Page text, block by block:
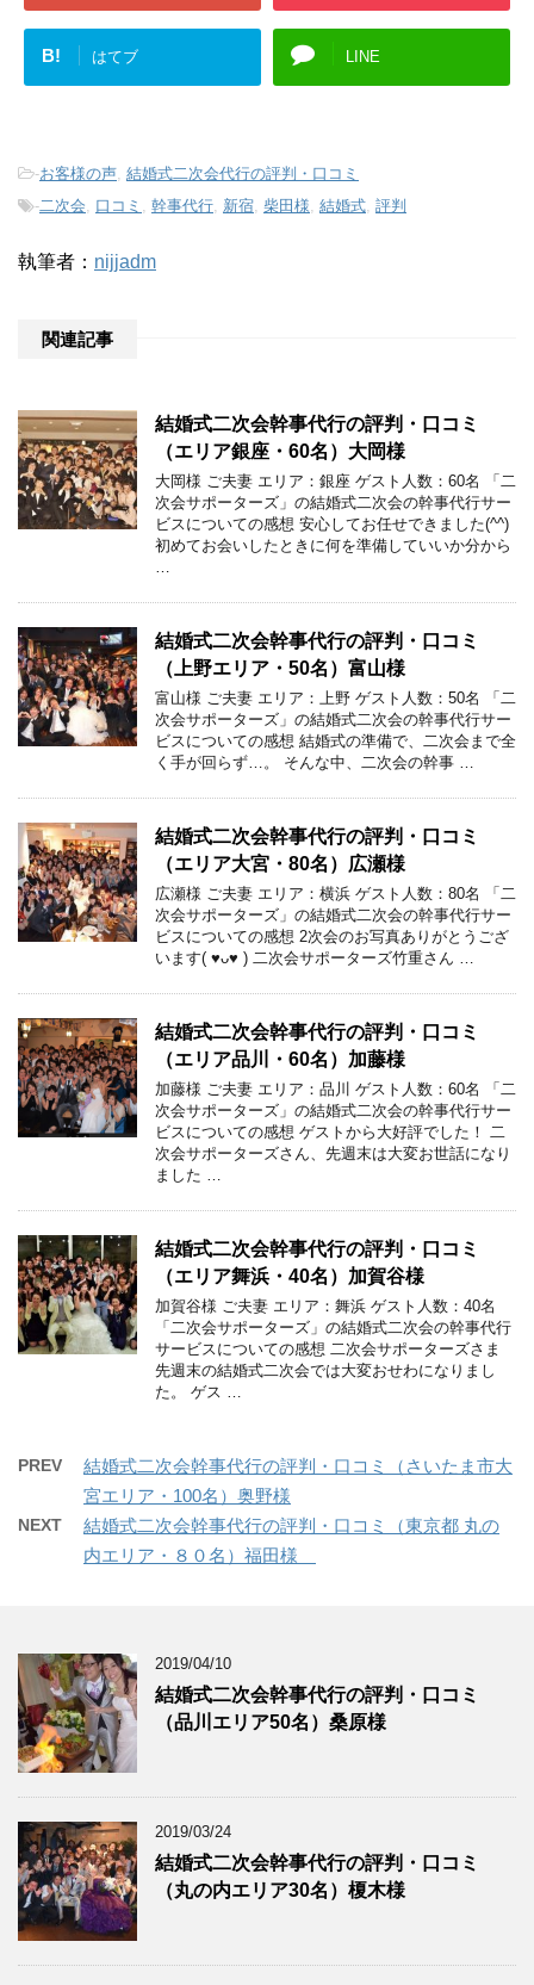
B! はてブ LINE
-お客様の声 結婚式二次会代行の評判・口コミ
-二次会 口コミ 幹事代行 新宿 柴田様 結婚式 評判
執筆者： nijjadm
関連記事
結婚式二次会幹事代行の評判・口コミ
（エリア銀座・60名）大岡様
大岡様 ご夫妻 エリア：銀座 ゲスト人数：60名 「二
次会サポーターズ」の結婚式二次会の幹事代行サー
ビスについての感想 安心してお任せできました(^^)
初めてお会いしたときに何を準備していいか分から
結婚式二次会幹事代行の評判・口コミ
（上野エリア・50名）富山様
富山様 ご夫妻 エリア：上野 ゲスト人数：50名 「二
次会サポーターズ」の結婚式二次会の幹事代行サー
ビスについての感想 結婚式の準備で、二次会まで全
く手が回らず…。 そんな中、二次会の幹事 …
結婚式二次会幹事代行の評判・口コミ
（エリア大宮・80名）広瀬様
広瀬様 ご夫妻 エリア：横浜 ゲスト人数：80名 「二
次会サポーターズ」の結婚式二次会の幹事代行サー
ビスについての感想 2次会のお写真ありがとうござ
います( ♥︎ᴗ♥︎ ) 二次会サポーターズ竹重さん …
結婚式二次会幹事代行の評判・口コミ
（エリア品川・60名）加藤様
加藤様 ご夫妻 エリア：品川 ゲスト人数：60名 「二
次会サポーターズ」の結婚式二次会の幹事代行サー
ビスについての感想 ゲストから大好評でした！ 二
次会サポーターズさん、先週末は大変お世話になり
ました …
結婚式二次会幹事代行の評判・口コミ
（エリア舞浜・40名）加賀谷様
加賀谷様 ご夫妻 エリア：舞浜 ゲスト人数：40名
「二次会サポーターズ」の結婚式二次会の幹事代行
サービスについての感想 二次会サポーターズさま
先週末の結婚式二次会では大変おせわになりまし
た。 ゲス …
PREV
結婚式二次会幹事代行の評判・口コミ（さいたま市大
宮エリア・100名）奥野様
NEXT
結婚式二次会幹事代行の評判・口コミ（東京都 丸の
内エリア・８０名）福田様
2019/04/10
結婚式二次会幹事代行の評判・口コミ
（品川エリア50名）桑原様
2019/03/24
結婚式二次会幹事代行の評判・口コミ
（丸の内エリア30名）榎木様